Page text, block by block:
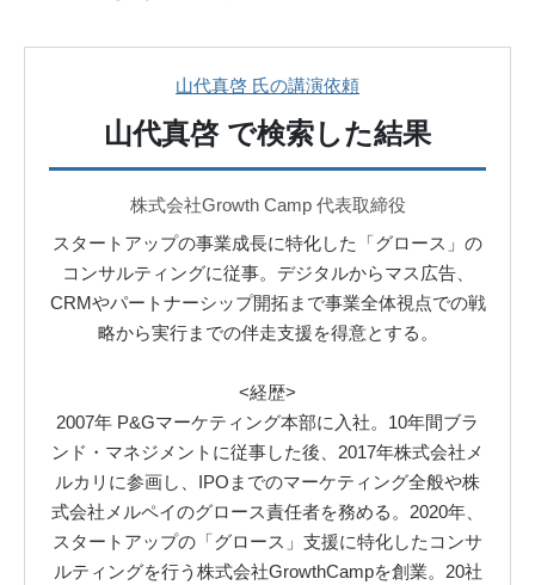
山代真啓 氏の講演依頼
山代真啓で検索した結果
株式会社Growth Camp 代表取締役
スタートアップの事業成長に特化した「グロース」の
コンサルティングに従事。デジタルからマス広告、
CRMやパートナーシップ開拓まで事業全体視点での戦
略から実行までの伴走支援を得意とする。
<経歴>
2007年 P&Gマーケティング本部に入社。10年間ブラ
ンド・マネジメントに従事した後、2017年株式会社メ
ルカリに参画し、IPOまでのマーケティング全般や株
式会社メルペイのグロース責任者を務める。2020年、
スタートアップの「グロース」支援に特化したコンサ
ルティングを行う株式会社GrowthCampを創業。20社